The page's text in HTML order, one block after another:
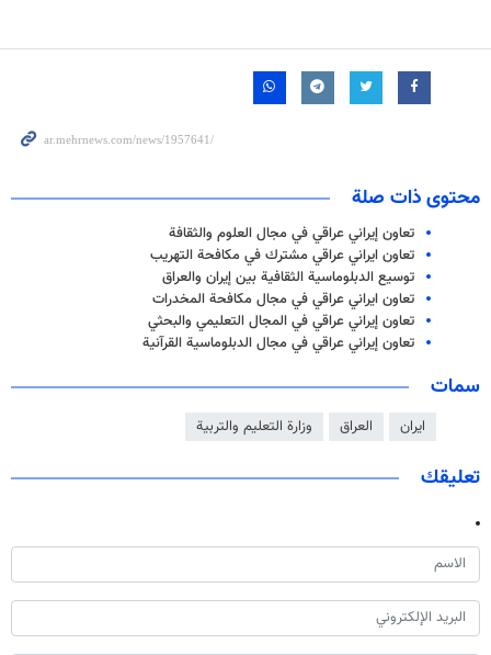
محتوى ذات صلة
تعاون إيراني عراقي في مجال العلوم والثقافة
تعاون ايراني عراقي مشترك في مكافحة التهريب
توسيع الدبلوماسية الثقافية بين إيران والعراق
تعاون ايراني عراقي في مجال مكافحة المخدرات
تعاون إيراني عراقي في المجال التعليمي والبحثي
تعاون إيراني عراقي في مجال الدبلوماسية القرآنية
سمات
ايران العراق وزارة التعليم والتربية
تعليقك